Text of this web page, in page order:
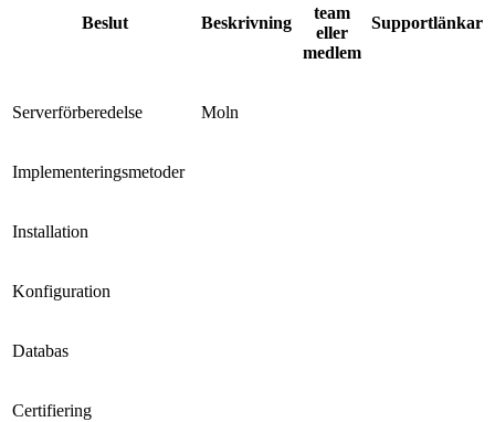
Beslut Beskrivning
team
eller
medlem
Supportlänkar
Serverförberedelse Moln
Implementeringsmetoder
Installation
Konfiguration
Databas
Certifiering